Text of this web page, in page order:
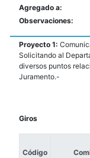
Agregado a:
Observaciones:
Proyecto 1:
Solicitando al
diversos puntos
Juramento.-
Giros
Código